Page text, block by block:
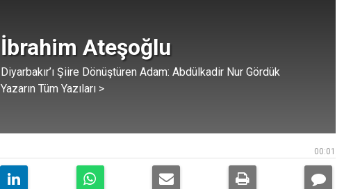
İbrahim Ateşoğlu
Diyarbakır’ı Şiire Dönüştüren Adam: Abdülkadir Nur Gördük
Yazarın Tüm Yazıları >
00:01